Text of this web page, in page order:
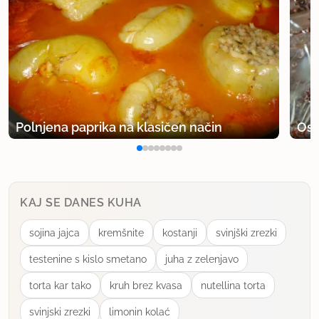
Polnjena paprika na klasičen način
KAJ SE DANES KUHA
sojina jajca kremšnite kostanji svinjški zrezki
testenine s kislo smetano juha z zelenjavo
torta kar tako kruh brez kvasa nutellina torta
svinjski zrezki limonin kolać